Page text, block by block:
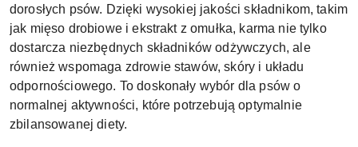
dorosłych psów. Dzięki wysokiej jakości składnikom, takim
jak mięso drobiowe i ekstrakt z omułka, karma nie tylko
dostarcza niezbędnych składników odżywczych, ale
również wspomaga zdrowie stawów, skóry i układu
odpornościowego. To doskonały wybór dla psów o
normalnej aktywności, które potrzebują optymalnie
zbilansowanej diety.